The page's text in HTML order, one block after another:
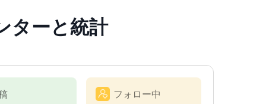
ターと統計
フォロー中